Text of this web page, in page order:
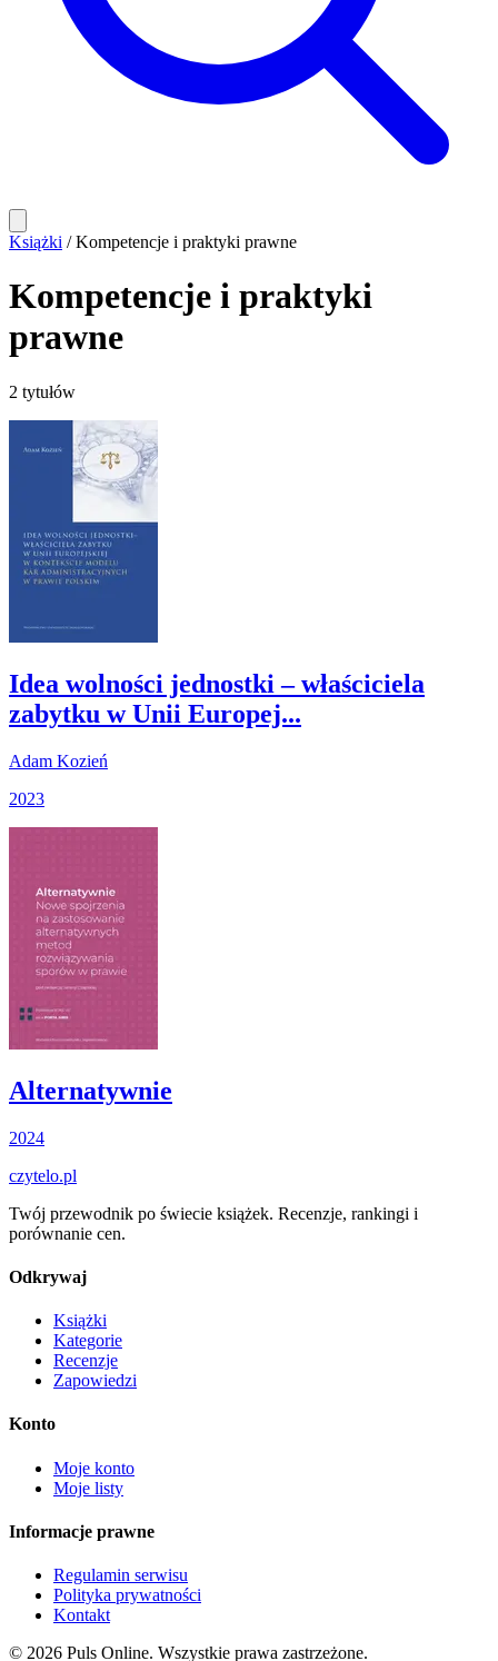
Książki / Kompetencje i praktyki prawne
Kompetencje i praktyki
prawne
2 tytułów
Idea wolności jednostki – właściciela
zabytku w Unii Europej...
Adam Kozień
2023
Alternatywnie
2024
czytelo.pl
Twój przewodnik po świecie książek. Recenzje, rankingi i
porównanie cen.
Odkrywaj
Książki
Kategorie
Recenzje
Zapowiedzi
Konto
Moje konto
Moje listy
Informacje prawne
Regulamin serwisu
Polityka prywatności
Kontakt
© 2026 Puls Online. Wszystkie prawa zastrzeżone.